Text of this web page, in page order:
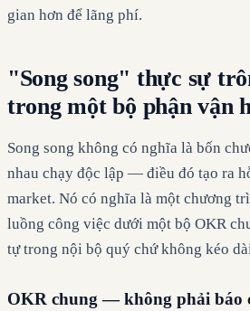
gian hơn để lãng phí.
"Song song" thực sự
trong một bộ phận vận
Song song không có nghĩa là bốn
nhau chạy độc lập — điều đó tạo ra
market. Nó có nghĩa là một chương
luồng công việc dưới một bộ OKR
tự trong nội bộ quý chứ không kéo
OKR chung — không phải báo